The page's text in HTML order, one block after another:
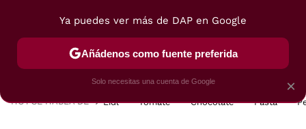
POSTRES VIAJES SELECCIÓN VEGUI
HOY SE HABLA DE Lidl Tomate Chocolate Pasta
×
Ya puedes ver más de DAP en Google
Añádenos como fuente preferida
Solo necesitas una cuenta de Google